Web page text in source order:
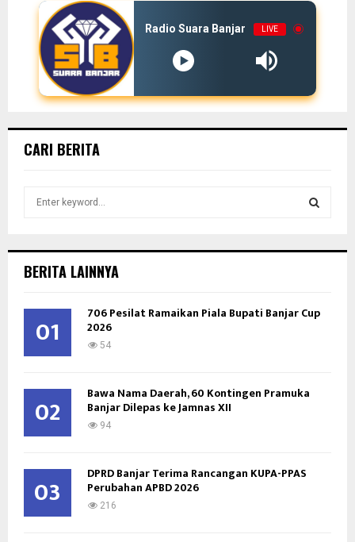
Radio Suara Banjar LIVE
CARI BERITA
h
o
BERITA LAINNYA
01 706 Pesilat Ramaikan Piala Bupati Banjar Cup
2026
54
02 Bawa Nama Daerah, 60 Kontingen Pramuka
Banjar Dilepas ke Jamnas XII
94
03 DPRD Banjar Terima Rancangan KUPA-PPAS
Perubahan APBD 2026
216